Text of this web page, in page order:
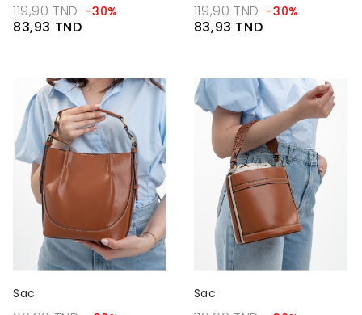
119,90 TND -30%
83,93 TND
119,90 TND -30%
83,93 TND
Sac Sac